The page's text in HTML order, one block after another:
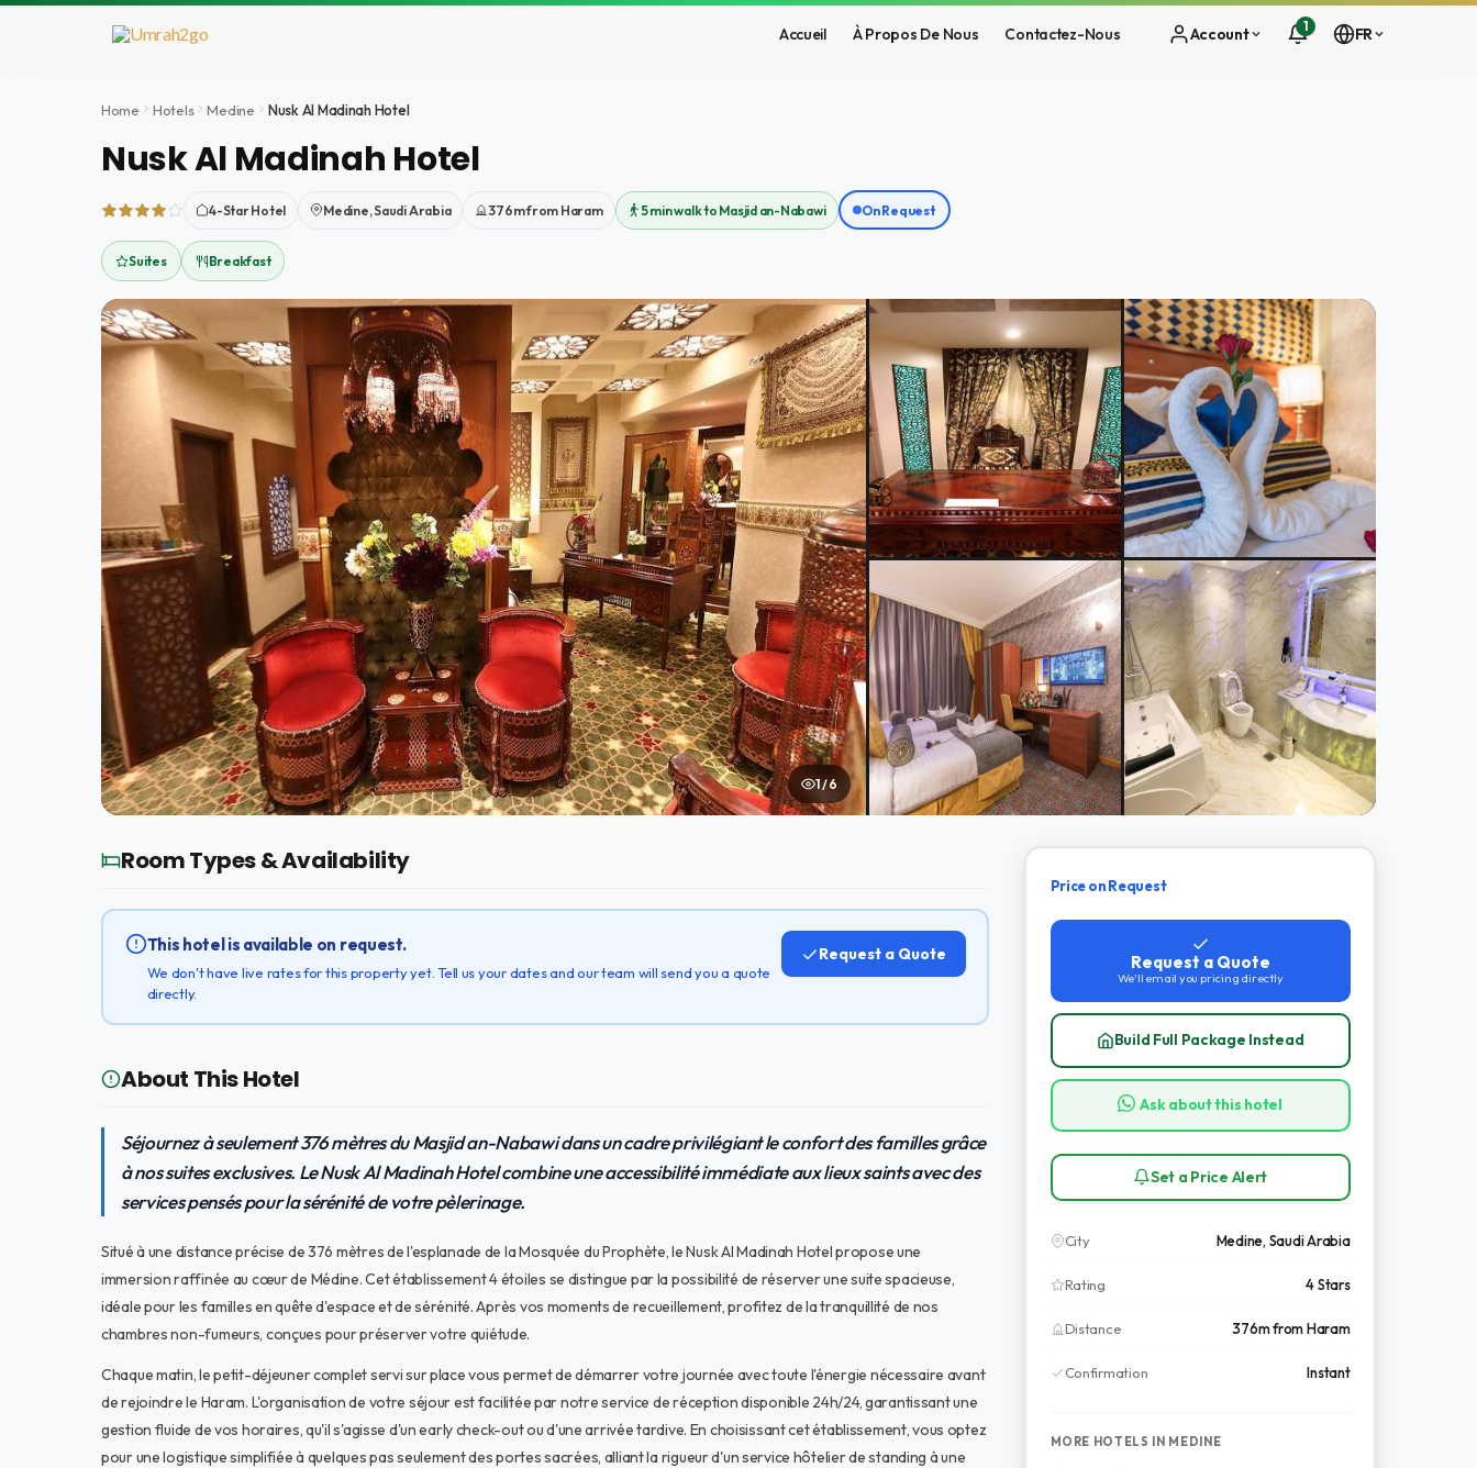
Aller
Accueil À Propos De Nous Contactez-Nous Account 1 FR
Home Hotels Medine Nusk Al Madinah Hotel
Nusk Al Madinah Hotel
4-Star Hotel Medine, Saudi Arabia 376m from Haram 5 min walk to Masjid an-Nabawi On Request
Suites Breakfast
1 / 6
Room Types & Availability
This hotel is available on request.
We don't have live rates for this property yet. Tell us your dates and our team will send you a quote
directly.
Request a Quote
About This Hotel
Séjournez à seulement 376 mètres du Masjid an-Nabawi dans un cadre privilégiant le confort des familles grâce
à nos suites exclusives. Le Nusk Al Madinah Hotel combine une accessibilité immédiate aux lieux saints avec des
services pensés pour la sérénité de votre pèlerinage.
Situé à une distance précise de 376 mètres de l'esplanade de la Mosquée du Prophète, le Nusk Al Madinah Hotel propose une
immersion raffinée au cœur de Médine. Cet établissement 4 étoiles se distingue par la possibilité de réserver une suite spacieuse,
idéale pour les familles en quête d'espace et de sérénité. Après vos moments de recueillement, profitez de la tranquillité de nos
chambres non-fumeurs, conçues pour préserver votre quiétude.
Chaque matin, le petit-déjeuner complet servi sur place vous permet de démarrer votre journée avec toute l'énergie nécessaire avant
de rejoindre le Haram. L'organisation de votre séjour est facilitée par notre service de réception disponible 24h/24, garantissant une
gestion fluide de vos horaires, qu'il s'agisse d'un early check-out ou d'une arrivée tardive. En choisissant cet établissement, vous optez
pour une logistique simplifiée à quelques pas seulement des portes sacrées, alliant la rigueur d'un service hôtelier de standing à une
Price on Request
Request a Quote
We'll email you pricing directly
Build Full Package Instead
Ask about this hotel
Set a Price Alert
City Medine, Saudi Arabia
Rating 4 Stars
Distance 376m from Haram
Confirmation Instant
MORE HOTELS IN MEDINE